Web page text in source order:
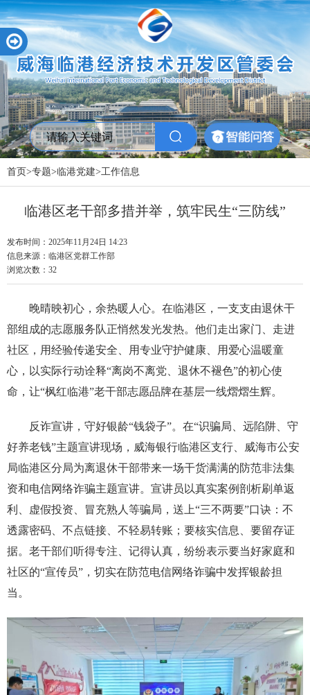
首页>专题>临港党建>工作信息
临港区老干部多措并举，筑牢民生“三防线”
发布时间：2025年11月24日 14:23
信息来源： 临港区党群工作部
浏览次数： 32
晚晴映初心，余热暖人心。在临港区，一支支由退休干
部组成的志愿服务队正悄然发光发热。他们走出家门、走进
社区，用经验传递安全、用专业守护健康、用爱心温暖童
心，以实际行动诠释“离岗不离党、退休不褪色”的初心使
命，让“枫红临港”老干部志愿品牌在基层一线熠熠生辉。
反诈宣讲，守好银龄“钱袋子”。在“识骗局、远陷阱、守
好养老钱”主题宣讲现场，威海银行临港区支行、威海市公安
局临港区分局为离退休干部带来一场干货满满的防范非法集
资和电信网络诈骗主题宣讲。宣讲员以真实案例剖析刷单返
利、虚假投资、冒充熟人等骗局，送上“三不两要”口诀：不
透露密码、不点链接、不轻易转账；要核实信息、要留存证
据。老干部们听得专注、记得认真，纷纷表示要当好家庭和
社区的“宣传员”，切实在防范电信网络诈骗中发挥银龄担
当。